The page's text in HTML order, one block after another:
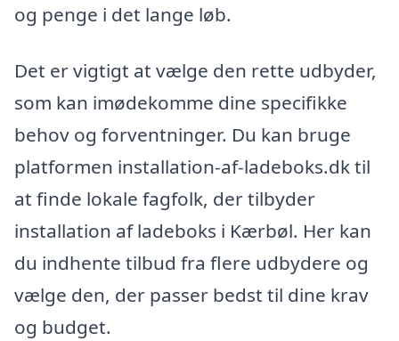
og penge i det lange løb.
Det er vigtigt at vælge den rette udbyder,
som kan imødekomme dine specifikke
behov og forventninger. Du kan bruge
platformen installation-af-ladeboks.dk til
at finde lokale fagfolk, der tilbyder
installation af ladeboks i Kærbøl. Her kan
du indhente tilbud fra flere udbydere og
vælge den, der passer bedst til dine krav
og budget.